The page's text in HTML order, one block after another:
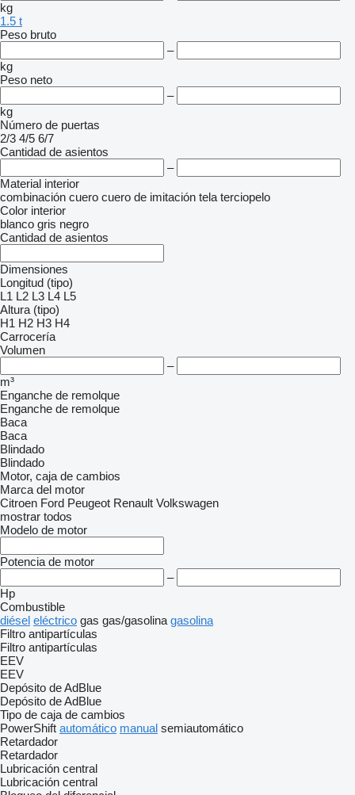
kg
1.5 t
Peso bruto
–
kg
Peso neto
–
kg
Número de puertas
2/3 4/5 6/7
Cantidad de asientos
–
Material interior
combinación cuero cuero de imitación tela terciopelo
Color interior
blanco gris negro
Cantidad de asientos
Dimensiones
Longitud (tipo)
L1 L2 L3 L4 L5
Altura (tipo)
H1 H2 H3 H4
Carrocería
Volumen
–
m³
Enganche de remolque
Enganche de remolque
Baca
Baca
Blindado
Blindado
Motor, caja de cambios
Marca del motor
Citroen Ford Peugeot Renault Volkswagen
mostrar todos
Modelo de motor
Potencia de motor
–
Hp
Combustible
diésel eléctrico gas gas/gasolina gasolina
Filtro antipartículas
Filtro antipartículas
EEV
EEV
Depósito de AdBlue
Depósito de AdBlue
Tipo de caja de cambios
PowerShift automático manual semiautomático
Retardador
Retardador
Lubricación central
Lubricación central